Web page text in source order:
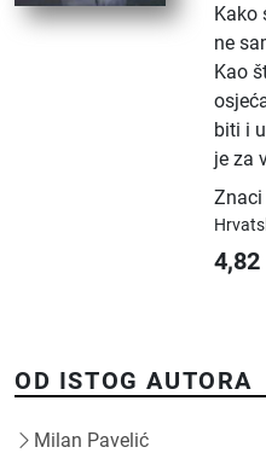
Kako
ne
Kao
biti i
je za
Znaci
4,82
OD ISTOG AUTORA
Milan Pavelić